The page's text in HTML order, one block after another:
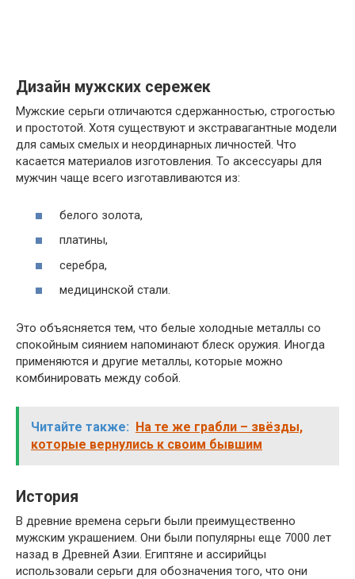
Дизайн мужских сережек
Мужские серьги отличаются сдержанностью, строгостью
и простотой. Хотя существуют и экстравагантные модели
для самых смелых и неординарных личностей. Что
касается материалов изготовления. То аксессуары для
мужчин чаще всего изготавливаются из:
белого золота,
платины,
серебра,
медицинской стали.
Это объясняется тем, что белые холодные металлы со
спокойным сиянием напоминают блеск оружия. Иногда
применяются и другие металлы, которые можно
комбинировать между собой.
Читайте также: На те же грабли – звёзды,
которые вернулись к своим бывшим
История
В древние времена серьги были преимущественно
мужским украшением. Они были популярны еще 7000 лет
назад в Древней Азии. Египтяне и ассирийцы
использовали серьги для обозначения того, что они